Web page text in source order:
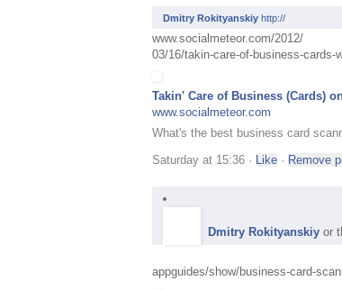
Dmitry Rokityanskiy http://
www.socialmeteor.com/2012/
03/16/takin-care-of-business-cards-
Takin' Care of Business (Cards)
www.socialmeteor.com
What's the best business card
Saturday at 15:36 · Like ·
Dmitry Rokityanskiy or
appguides/show/business-card-